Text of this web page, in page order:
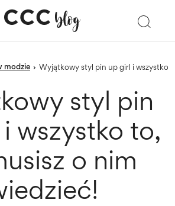
modzie › Wyjątkowy styl pin up girl i wszystko
styl pin
wszystko to,
o nim